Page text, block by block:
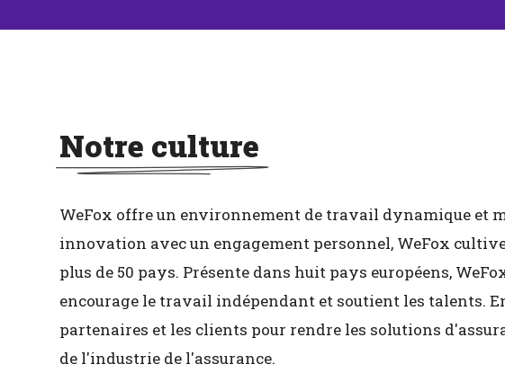
Notre culture
WeFox offre un environnement de travail dynamique et
innovation avec un engagement personnel, WeFox
plus de 50 pays. Présente dans huit pays européens,
encourage le travail indépendant et soutient les talents.
partenaires et les clients pour rendre les solutions
de l'industrie de l'assurance.